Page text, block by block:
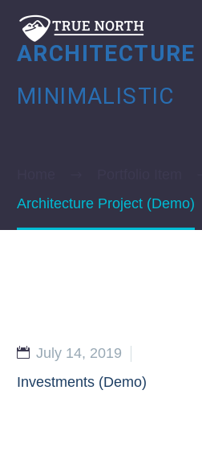
ARCHITECTURE
MINIMALISTIC
Architecture Project (Demo)
July 14, 2019
Investments (Demo)